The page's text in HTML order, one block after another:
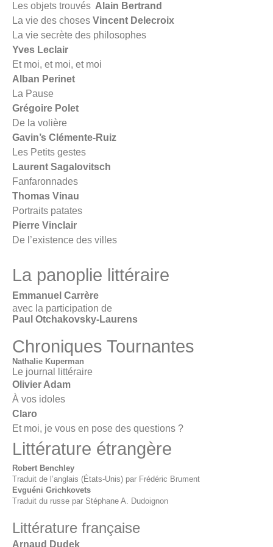
Les objets trouvés Alain Bertrand
La vie des choses Vincent Delecroix
La vie secrète des philosophes
Yves Leclair
Et moi, et moi, et moi
Alban Perinet
La Pause
Grégoire Polet
De la volière
Gavin’s Clémente-Ruiz
Les Petits gestes
Laurent Sagalovitsch
Fanfaronnades
Thomas Vinau
Portraits patates
Pierre Vinclair
De l’existence des villes
La panoplie littéraire
Emmanuel Carrère
avec la participation de
Paul Otchakovsky-Laurens
Chroniques Tournantes
Nathalie Kuperman
Le journal littéraire
Olivier Adam
À vos idoles
Claro
Et moi, je vous en pose des questions ?
Littérature étrangère
Robert Benchley
Traduit de l’anglais (États-Unis) par Frédéric Brument
Evguéni Grichkovets
Traduit du russe par Stéphane A. Dudoignon
Littérature française
Arnaud Dudek